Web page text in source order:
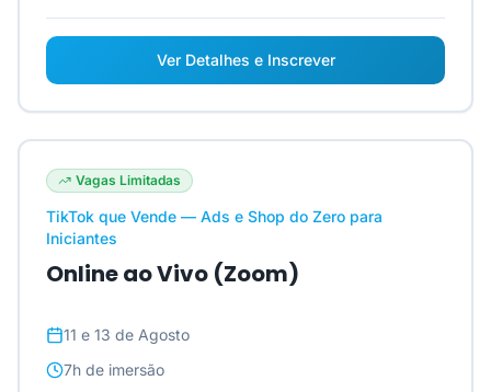
Ver Detalhes e Inscrever
Vagas Limitadas
TikTok que Vende — Ads e Shop do Zero para
Iniciantes
Online ao Vivo (Zoom)
11 e 13 de Agosto
7h de imersão